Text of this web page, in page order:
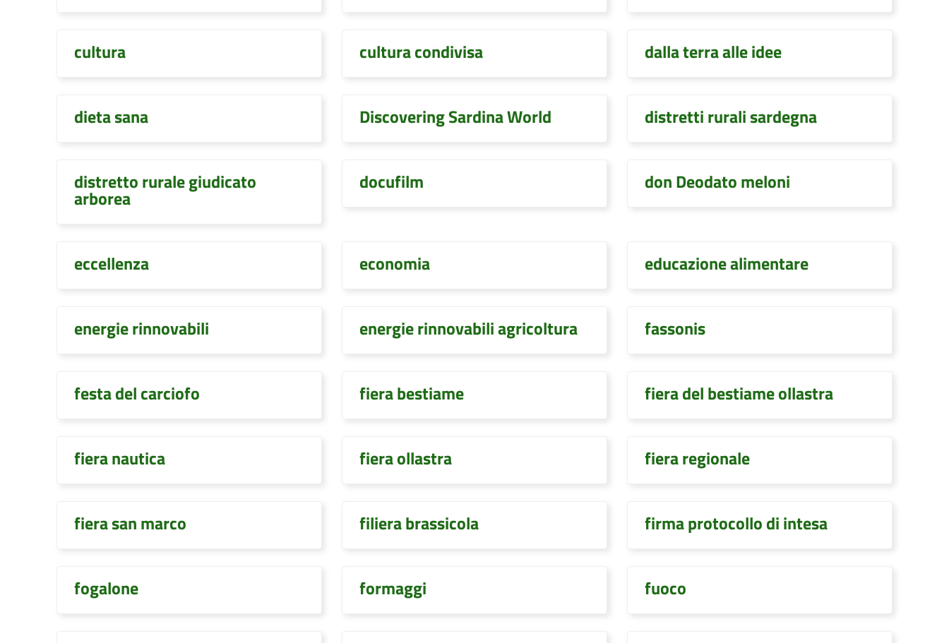
cultura cultura condivisa dalla terra alle idee
dieta sana Discovering Sardina World distretti rurali sardegna
distretto rurale giudicato
arborea
docufilm don Deodato meloni
eccellenza economia educazione alimentare
energie rinnovabili energie rinnovabili agricoltura fassonis
festa del carciofo fiera bestiame fiera del bestiame ollastra
fiera nautica fiera ollastra fiera regionale
fiera san marco filiera brassicola firma protocollo di intesa
fogalone formaggi fuoco